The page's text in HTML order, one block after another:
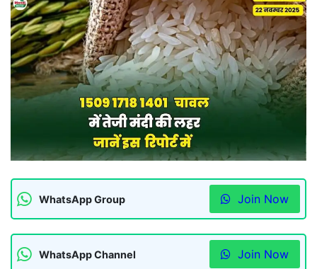
WhatsApp Group Join Now
WhatsApp Channel Join Now